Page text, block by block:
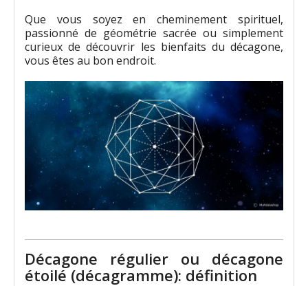
Que vous soyez en cheminement spirituel,
passionné de géométrie sacrée ou simplement
curieux de découvrir les bienfaits du décagone,
vous êtes au bon endroit.
Décagone régulier ou décagone
étoilé (décagramme): définition